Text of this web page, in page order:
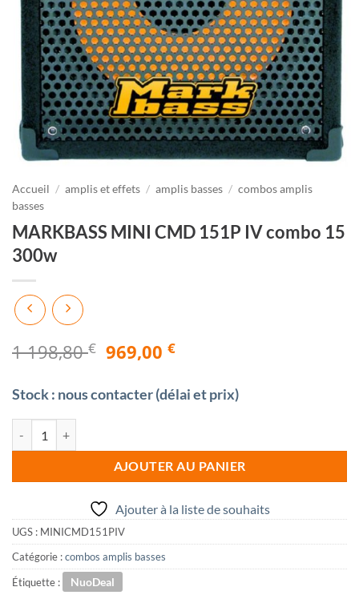
Accueil / amplis et effets / amplis basses / combos amplis
basses
MARKBASS MINI CMD 151P IV combo 15
300w
1 198,80€ Le
initial
198,80 €.
969,00 €Le
actuel
Stock : nous contacter (délai et prix)
AJOUTER AU PANIER
Ajouter à la liste de souhaits
UGS : MINICMD151PIV
Catégorie :combos amplis basses
Étiquette :
NuoDeal